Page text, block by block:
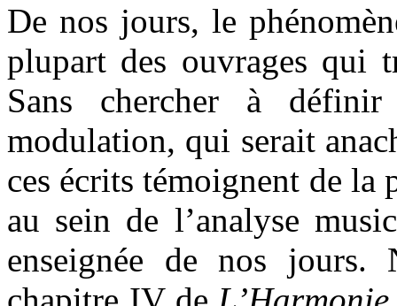
De nos jours, le
plupart des ouvrages qui
Sans chercher à
modulation, qui serait
ces écrits témoignent de
au sein de l’analyse
enseignée de nos jours.